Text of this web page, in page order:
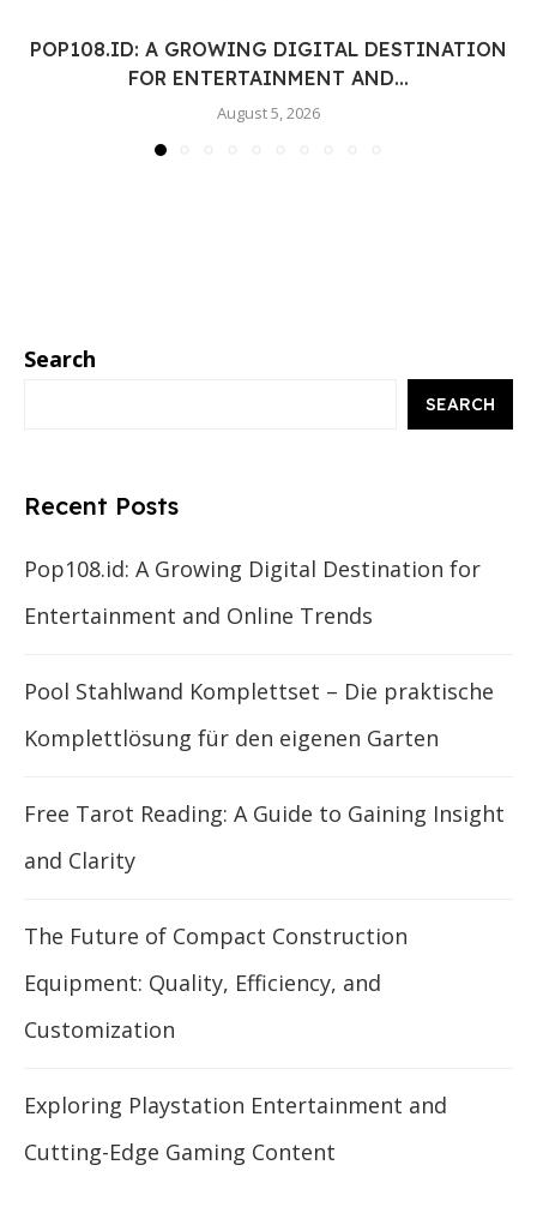
POP108.ID: A GROWING DIGITAL DESTINATION
FOR ENTERTAINMENT AND...
August 5, 2026
Search
SEARCH
Recent Posts
Pop108.id: A Growing Digital Destination for
Entertainment and Online Trends
Pool Stahlwand Komplettset – Die praktische
Komplettlösung für den eigenen Garten
Free Tarot Reading: A Guide to Gaining Insight
and Clarity
The Future of Compact Construction
Equipment: Quality, Efficiency, and
Customization
Exploring Playstation Entertainment and
Cutting-Edge Gaming Content